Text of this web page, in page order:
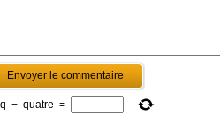
− quatre =